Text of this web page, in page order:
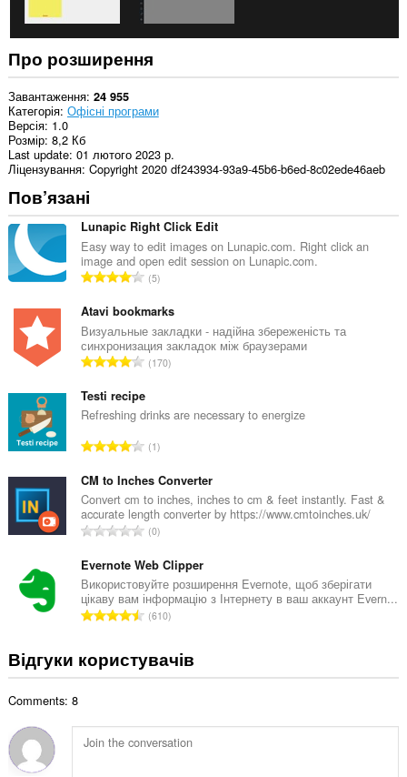
Про розширення
Завантаження 24 955
Категорія Офісні програми
Версія 1.0
Розмір 8,2 Кб
Last update 01 лютого 2023 р.
Ліцензування Copyright 2020 df243934-93a9-45b6-b6ed-8c02ede46aeb
Пов’язані
Lunapic Right Click Edit
Easy way to edit images on Lunapic.com. Right click an
image and open edit session on Lunapic.com.
З
г
а
л
ь
а
к
і
л
ь
к
і
с
ь
о
ц
і
ю
в
і
в
5
Atavi bookmarks
Визуальные закладки - надійна збереженість та
синхронизация закладок між браузерами
З
г
а
ь
а
к
і
л
ь
к
і
с
о
н
ю
170
Testi recipe
Refreshing drinks are necessary to energize
З
г
а
л
ь
а
к
і
л
к
і
ь
о
1
CM to Inches Converter
Convert cm to inches, inches to cm & feet instantly. Fast &
accurate length converter by https://www.cmtoinches.uk/
З
г
а
л
ь
а
к
ь
к
0
Evernote Web Clipper
Використовуйте розширення Evernote, щоб зберігати
цікаву вам інформацію з Інтернету в ваш аккаунт Evern...
З
а
н
а
610
Відгуки користувачів
Comments: 8